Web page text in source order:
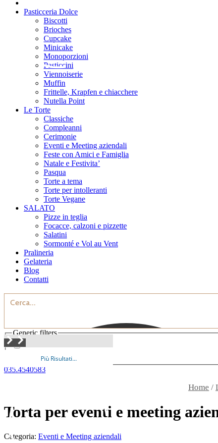
Pasticceria Dolce
Biscotti
Brioches
Cupcake
Minicake
Monoporzioni
Pasticcini
Viennoiserie
Muffin
Frittelle, Krapfen e chiacchere
Nutella Point
Le Torte
Classiche
Compleanni
Cerimonie
Eventi e Meeting aziendali
Feste con Amici e Famiglia
Natale e Festivita’
Pasqua
Torte a tema
Torte per intolleranti
Torte Vegane
SALATO
Pizze in teglia
Focacce, calzoni e pizzette
Salatini
Sormonté e Vol au Vent
Pralineria
Gelateria
Blog
Contatti
Più Risultati...
Generic filters
Exact matches only
035.4540583
Home /
Torta per eventi e meeting
Categoria: Eventi e Meeting aziendali